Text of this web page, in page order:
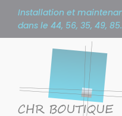
Installation et
dans le 44, 56, 35, 49,
Panneau de gestion des